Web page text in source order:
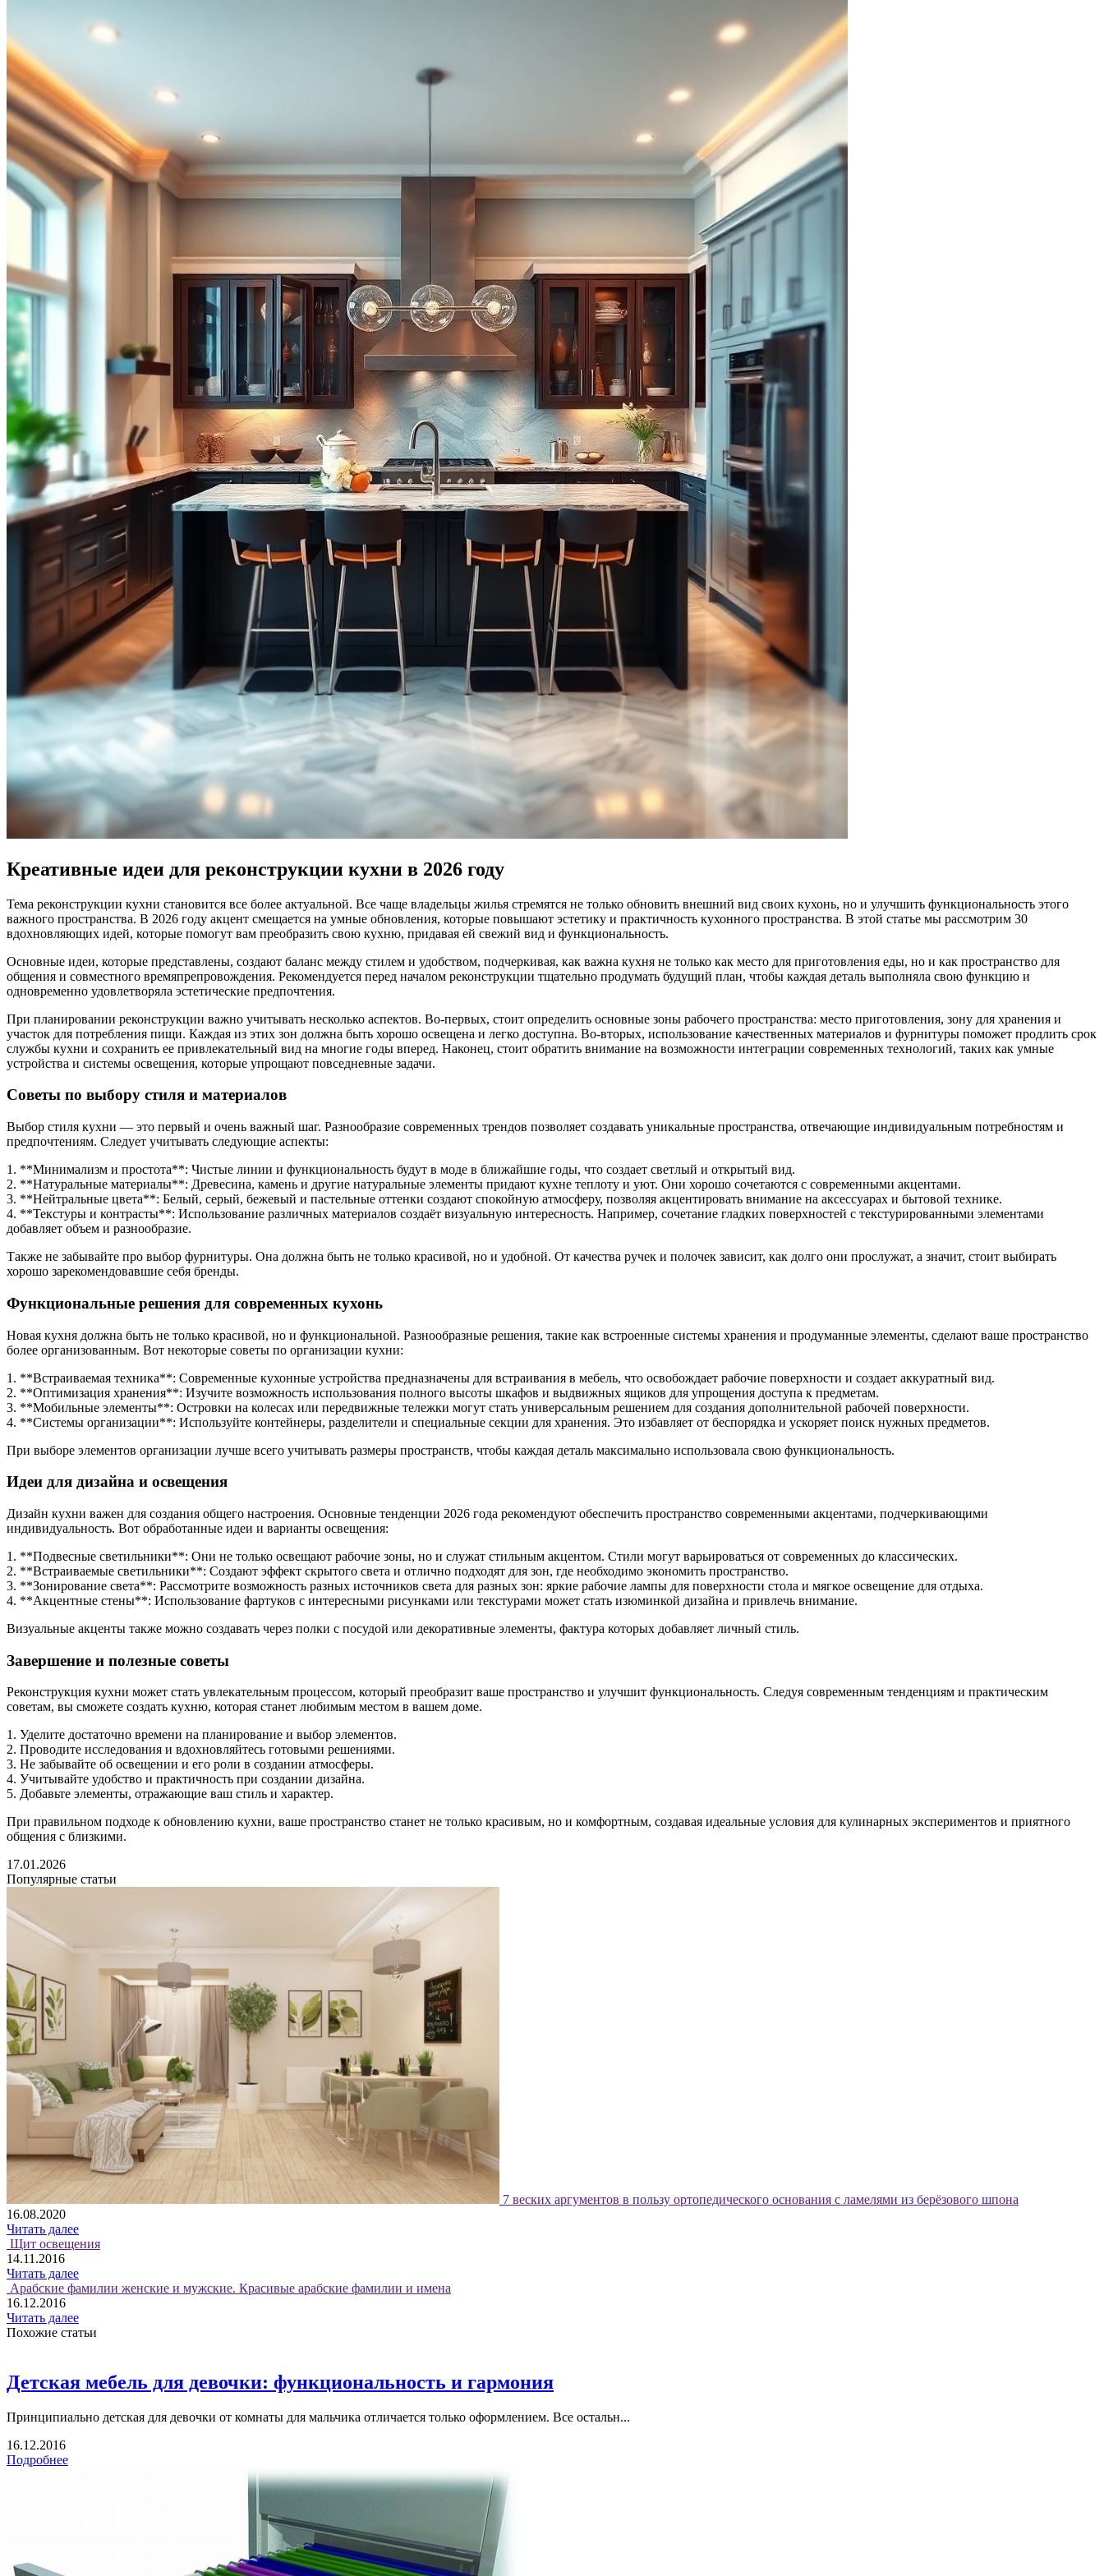
Креативные идеи для реконструкции кухни в 2026 году
Тема реконструкции кухни становится все более актуальной. Все чаще владельцы жилья стремятся не только обновить внешний вид своих кухонь, но и улучшить функциональность этого
важного пространства. В 2026 году акцент смещается на умные обновления, которые повышают эстетику и практичность кухонного пространства. В этой статье мы рассмотрим 30
вдохновляющих идей, которые помогут вам преобразить свою кухню, придавая ей свежий вид и функциональность.
Основные идеи, которые представлены, создают баланс между стилем и удобством, подчеркивая, как важна кухня не только как место для приготовления еды, но и как пространство для
общения и совместного времяпрепровождения. Рекомендуется перед началом реконструкции тщательно продумать будущий план, чтобы каждая деталь выполняла свою функцию и
одновременно удовлетворяла эстетические предпочтения.
При планировании реконструкции важно учитывать несколько аспектов. Во-первых, стоит определить основные зоны рабочего пространства: место приготовления, зону для хранения и
участок для потребления пищи. Каждая из этих зон должна быть хорошо освещена и легко доступна. Во-вторых, использование качественных материалов и фурнитуры поможет продлить срок
службы кухни и сохранить ее привлекательный вид на многие годы вперед. Наконец, стоит обратить внимание на возможности интеграции современных технологий, таких как умные
устройства и системы освещения, которые упрощают повседневные задачи.
Советы по выбору стиля и материалов
Выбор стиля кухни — это первый и очень важный шаг. Разнообразие современных трендов позволяет создавать уникальные пространства, отвечающие индивидуальным потребностям и
предпочтениям. Следует учитывать следующие аспекты:
1. **Минимализм и простота**: Чистые линии и функциональность будут в моде в ближайшие годы, что создает светлый и открытый вид.
2. **Натуральные материалы**: Древесина, камень и другие натуральные элементы придают кухне теплоту и уют. Они хорошо сочетаются с современными акцентами.
3. **Нейтральные цвета**: Белый, серый, бежевый и пастельные оттенки создают спокойную атмосферу, позволяя акцентировать внимание на аксессуарах и бытовой технике.
4. **Текстуры и контрасты**: Использование различных материалов создаёт визуальную интересность. Например, сочетание гладких поверхностей с текстурированными элементами
добавляет объем и разнообразие.
Также не забывайте про выбор фурнитуры. Она должна быть не только красивой, но и удобной. От качества ручек и полочек зависит, как долго они прослужат, а значит, стоит выбирать
хорошо зарекомендовавшие себя бренды.
Функциональные решения для современных кухонь
Новая кухня должна быть не только красивой, но и функциональной. Разнообразные решения, такие как встроенные системы хранения и продуманные элементы, сделают ваше пространство
более организованным. Вот некоторые советы по организации кухни:
1. **Встраиваемая техника**: Современные кухонные устройства предназначены для встраивания в мебель, что освобождает рабочие поверхности и создает аккуратный вид.
2. **Оптимизация хранения**: Изучите возможность использования полного высоты шкафов и выдвижных ящиков для упрощения доступа к предметам.
3. **Мобильные элементы**: Островки на колесах или передвижные тележки могут стать универсальным решением для создания дополнительной рабочей поверхности.
4. **Системы организации**: Используйте контейнеры, разделители и специальные секции для хранения. Это избавляет от беспорядка и ускоряет поиск нужных предметов.
При выборе элементов организации лучше всего учитывать размеры пространств, чтобы каждая деталь максимально использовала свою функциональность.
Идеи для дизайна и освещения
Дизайн кухни важен для создания общего настроения. Основные тенденции 2026 года рекомендуют обеспечить пространство современными акцентами, подчеркивающими
индивидуальность. Вот обработанные идеи и варианты освещения:
1. **Подвесные светильники**: Они не только освещают рабочие зоны, но и служат стильным акцентом. Стили могут варьироваться от современных до классических.
2. **Встраиваемые светильники**: Создают эффект скрытого света и отлично подходят для зон, где необходимо экономить пространство.
3. **Зонирование света**: Рассмотрите возможность разных источников света для разных зон: яркие рабочие лампы для поверхности стола и мягкое освещение для отдыха.
4. **Акцентные стены**: Использование фартуков с интересными рисунками или текстурами может стать изюминкой дизайна и привлечь внимание.
Визуальные акценты также можно создавать через полки с посудой или декоративные элементы, фактура которых добавляет личный стиль.
Завершение и полезные советы
Реконструкция кухни может стать увлекательным процессом, который преобразит ваше пространство и улучшит функциональность. Следуя современным тенденциям и практическим
советам, вы сможете создать кухню, которая станет любимым местом в вашем доме.
1. Уделите достаточно времени на планирование и выбор элементов.
2. Проводите исследования и вдохновляйтесь готовыми решениями.
3. Не забывайте об освещении и его роли в создании атмосферы.
4. Учитывайте удобство и практичность при создании дизайна.
5. Добавьте элементы, отражающие ваш стиль и характер.
При правильном подходе к обновлению кухни, ваше пространство станет не только красивым, но и комфортным, создавая идеальные условия для кулинарных экспериментов и приятного
общения с близкими.
17.01.2026
Популярные статьи
7 веских аргументов в пользу ортопедического основания с ламелями из берёзового шпона
16.08.2020
Читать далее
Щит освещения
14.11.2016
Читать далее
Арабские фамилии женские и мужские. Красивые арабские фамилии и имена
16.12.2016
Читать далее
Похожие статьи
Детская мебель для девочки: функциональность и гармония
Принципиально детская для девочки от комнаты для мальчика отличается только оформлением. Все остальн...
16.12.2016
Подробнее